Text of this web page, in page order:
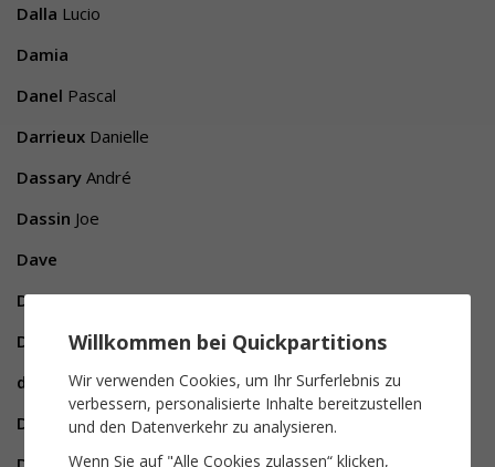
Dalla Lucio
Damia
Danel Pascal
Darrieux Danielle
Dassary André
Dassin Joe
Dave
Davine
De FunèsOlivier
de GurbertCésar
De Maere Pierre
Willkommen bei Quickpartitions
Wir verwenden Cookies, um Ihr Surferlebnis zu
verbessern, personalisierte Inhalte bereitzustellen
und den Datenverkehr zu analysieren.
Wenn Sie auf "Alle Cookies zulassen“ klicken,